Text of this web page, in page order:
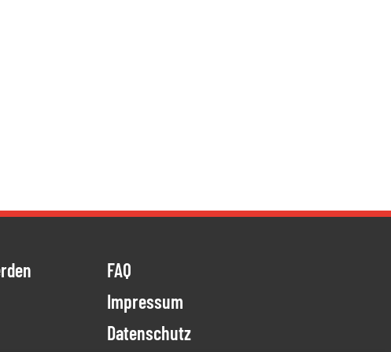
FAQ
Impressum
Datenschutz